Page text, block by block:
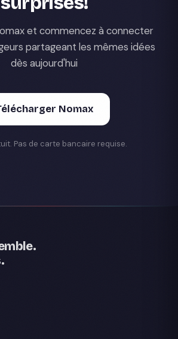
et commencez à connecter
partageant les mêmes idées
dès aujourd'hui
Nomax
Pas de carte bancaire requise.